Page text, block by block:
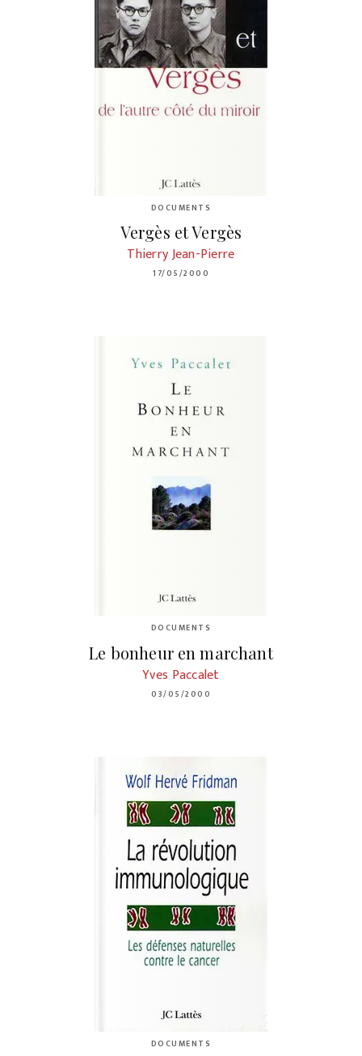
DOCUMENTS
Vergès et Vergès
Thierry Jean-Pierre
17/05/2000
DOCUMENTS
Le bonheur en marchant
Yves Paccalet
03/05/2000
DOCUMENTS